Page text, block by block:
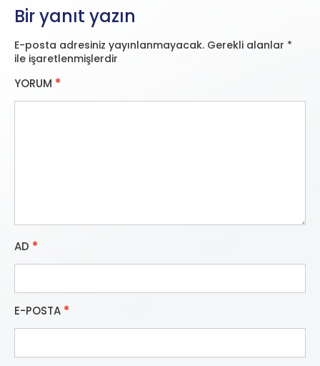
Bir yanıt yazın
E-posta adresiniz yayınlanmayacak. Gerekli alanlar *
ile işaretlenmişlerdir
YORUM *
AD *
E-POSTA *